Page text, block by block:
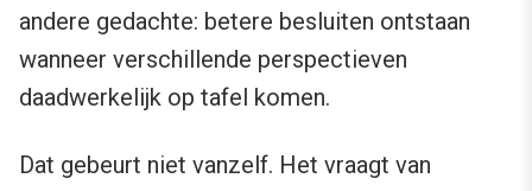
andere gedachte: betere besluiten ontstaan
wanneer verschillende perspectieven
daadwerkelijk op tafel komen.
Dat gebeurt niet vanzelf. Het vraagt van